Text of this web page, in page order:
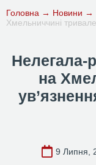
Головна → Новини →
Хмельниччині
Нелегала-
на
9 Липня,